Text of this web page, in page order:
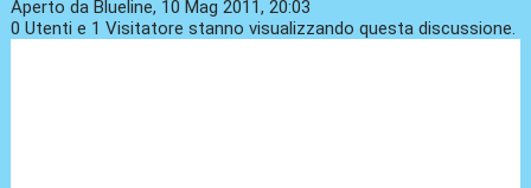
Aperto da Blueline, 10 Mag 2011, 20:03
0 Utenti e 1 Visitatore stanno visualizzando questa discussione.